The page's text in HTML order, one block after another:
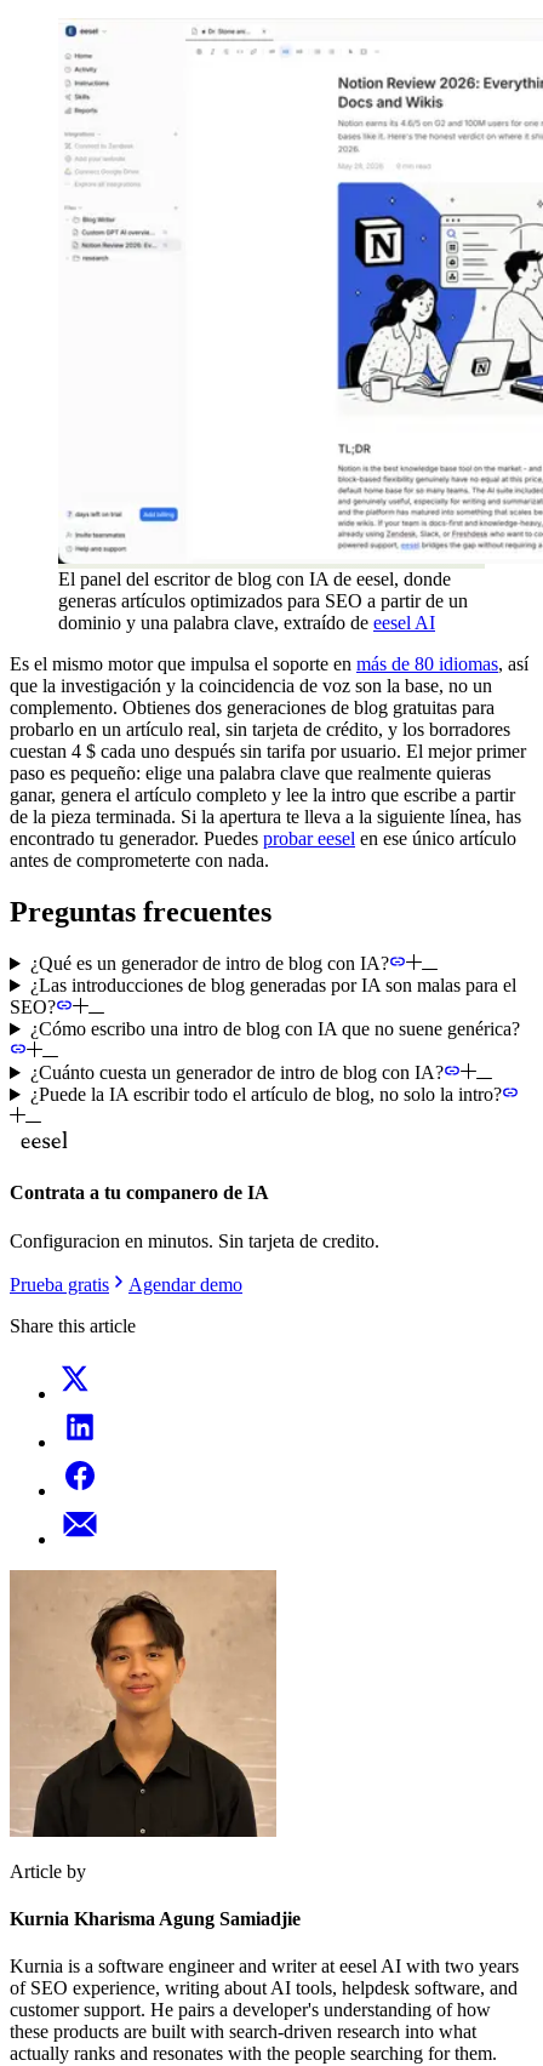
El panel del escritor de blog con IA de eesel, donde
generas artículos optimizados para SEO a partir de un
dominio y una palabra clave, extraído de eesel AI
Es el mismo motor que impulsa el soporte en más de 80 idiomas, así
que la investigación y la coincidencia de voz son la base, no un
complemento. Obtienes dos generaciones de blog gratuitas para
probarlo en un artículo real, sin tarjeta de crédito, y los borradores
cuestan 4 $ cada uno después sin tarifa por usuario. El mejor primer
paso es pequeño: elige una palabra clave que realmente quieras
ganar, genera el artículo completo y lee la intro que escribe a partir
de la pieza terminada. Si la apertura te lleva a la siguiente línea, has
encontrado tu generador. Puedes probar eesel en ese único artículo
antes de comprometerte con nada.
Preguntas frecuentes
¿Qué es un generador de intro de blog con IA?
¿Las introducciones de blog generadas por IA son malas para el
SEO?
¿Cómo escribo una intro de blog con IA que no suene genérica?
¿Cuánto cuesta un generador de intro de blog con IA?
¿Puede la IA escribir todo el artículo de blog, no solo la intro?
Contrata a tu companero de IA
Configuracion en minutos. Sin tarjeta de credito.
Prueba gratis
Agendar demo
Share this article
Article by
Kurnia Kharisma Agung Samiadjie
Kurnia is a software engineer and writer at eesel AI with two years
of SEO experience, writing about AI tools, helpdesk software, and
customer support. He pairs a developer's understanding of how
these products are built with search-driven research into what
actually ranks and resonates with the people searching for them.